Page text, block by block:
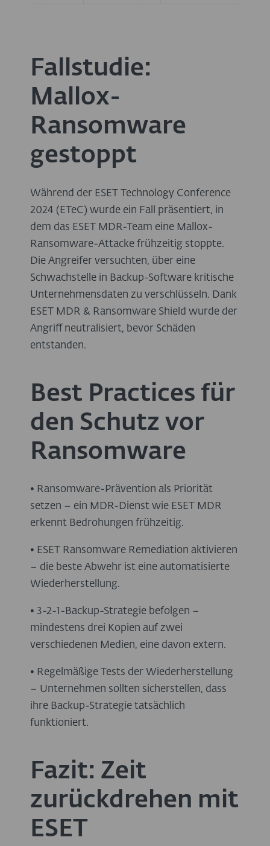
Fallstudie:
Mallox-
Ransomware
gestoppt
Während der ESET Technology Conference
2024 (ETeC) wurde ein Fall präsentiert, in
dem das ESET MDR-Team eine Mallox-
Ransomware-Attacke frühzeitig stoppte.
Die Angreifer versuchten, über eine
Schwachstelle in Backup-Software kritische
Unternehmensdaten zu verschlüsseln. Dank
ESET MDR & Ransomware Shield wurde der
Angriff neutralisiert, bevor Schäden
entstanden.
Best Practices für
den Schutz vor
Ransomware
• Ransomware-Prävention als Priorität
setzen – ein MDR-Dienst wie ESET MDR
erkennt Bedrohungen frühzeitig.
• ESET Ransomware Remediation aktivieren
– die beste Abwehr ist eine automatisierte
Wiederherstellung.
• 3-2-1-Backup-Strategie befolgen –
mindestens drei Kopien auf zwei
verschiedenen Medien, eine davon extern.
• Regelmäßige Tests der Wiederherstellung
– Unternehmen sollten sicherstellen, dass
ihre Backup-Strategie tatsächlich
funktioniert.
Fazit: Zeit
zurückdrehen mit
ESET